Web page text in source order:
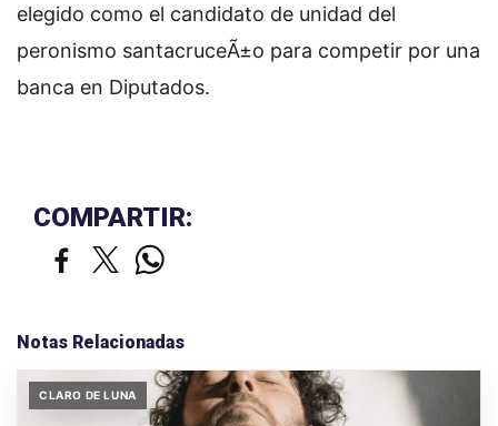
elegido como el candidato de unidad del
peronismo santacruceÃ±o para competir por una
banca en Diputados.
COMPARTIR:
Notas Relacionadas
CLARO DE LUNA